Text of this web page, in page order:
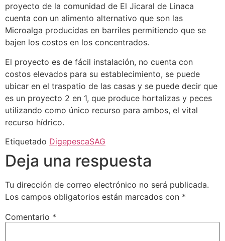
proyecto de la comunidad de El Jicaral de Linaca
cuenta con un alimento alternativo que son las
Microalga producidas en barriles permitiendo que se
bajen los costos en los concentrados.
El proyecto es de fácil instalación, no cuenta con
costos elevados para su establecimiento, se puede
ubicar en el traspatio de las casas y se puede decir que
es un proyecto 2 en 1, que produce hortalizas y peces
utilizando como único recurso para ambos, el vital
recurso hídrico.
Etiquetado DigepescaSAG
Deja una respuesta
Tu dirección de correo electrónico no será publicada.
Los campos obligatorios están marcados con *
Comentario *